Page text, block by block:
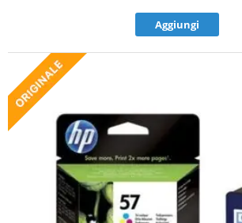
Aggiungi